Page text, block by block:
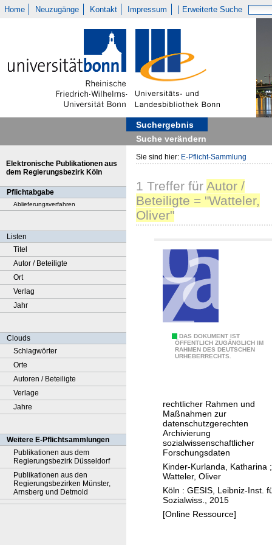
Home Neuzugänge Kontakt Impressum Erweiterte Suche
Suchergebnis
Suche verändern
Elektronische Publikationen aus
dem Regierungsbezirk Köln
Pflichtabgabe
Ablieferungsverfahren
Listen
Titel
Autor / Beteiligte
Ort
Verlag
Jahr
Clouds
Schlagwörter
Orte
Autoren / Beteiligte
Verlage
Jahre
Weitere E-Pflichtsammlungen
Publikationen aus dem
Regierungsbezirk Düsseldorf
Publikationen aus den
Regierungsbezirken Münster,
Arnsberg und Detmold
Sie sind hier: E-Pflicht-Sammlung
1 Treffer für Autor /
Beteiligte = "Watteler,
Oliver"
DAS DOKUMENT IST
ÖFFENTLICH ZUGÄNGLICH IM
RAHMEN DES DEUTSCHEN
URHEBERRECHTS.
i
s
e
z
u
m
D
a
t
rechtlicher Rahmen und
Maßnahmen zur
datenschutzgerechten
Archivierung
sozialwissenschaftlicher
Forschungsdaten
Kinder-Kurlanda, Katharina ;
Watteler, Oliver
Köln : GESIS, Leibniz-Inst.
Sozialwiss., 2015
[Online Ressource]